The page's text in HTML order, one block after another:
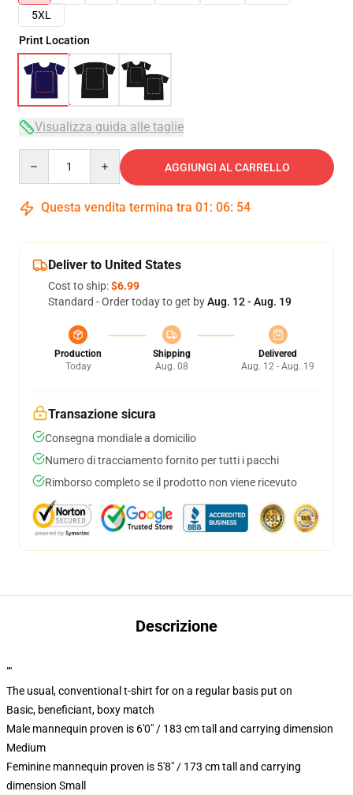
5XL
Print Location
Visualizza guida alle taglie
AGGIUNGI AL CARRELLO
Questa vendita termina tra 01 : 06: 54
Deliver to United States
Cost to ship:$6.99
Standard - Order today to get byAug. 12 - Aug. 19
Production
Today
Shipping
Aug. 08
Delivered
Aug. 12 - Aug. 19
Transazione sicura
Consegna mondiale a domicilio
Numero di tracciamento fornito per tutti i pacchi
Rimborso completo se il prodotto non viene ricevuto
Descrizione
""
The usual, conventional t-shirt for on a regular basis put on
Basic, beneficiant, boxy match
Male mannequin proven is 6'0" / 183 cm tall and carrying dimension
Medium
Feminine mannequin proven is 5'8" / 173 cm tall and carrying
dimension Small